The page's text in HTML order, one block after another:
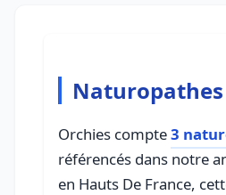
Orchies compte3
référencés dans notre
en Hauts De France,